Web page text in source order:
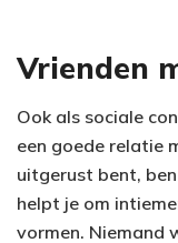
Vrienden
Ook als sociale
een goede relatie
uitgerust bent,
helpt je om
vormen. Niemand